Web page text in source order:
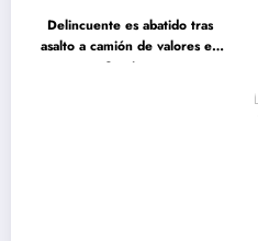
Delincuente es abatido tras
asalto a camión de valores en
Santiago